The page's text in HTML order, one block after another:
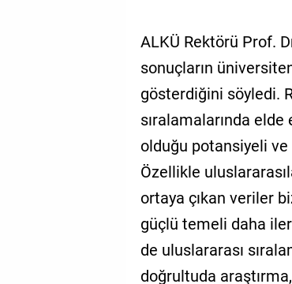
ALKÜ Rektörü Prof.
sonuçların
gösterdiğini söyledi.
sıralamalarında
olduğu potansiyeli ve
Özellikle
ortaya çıkan veriler
güçlü temeli daha
de uluslararası
doğrultuda